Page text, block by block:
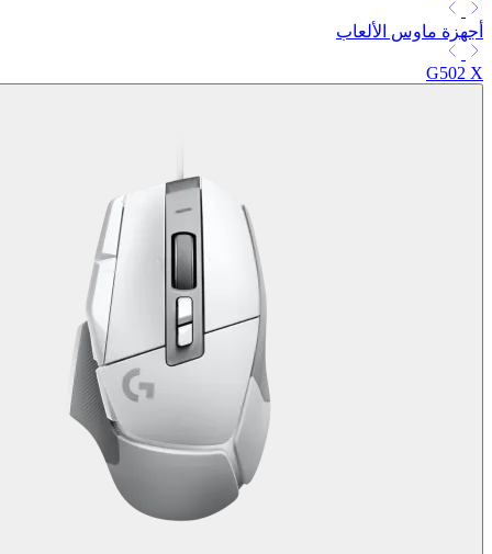
أجهزة ماوس الألعاب
G502 X